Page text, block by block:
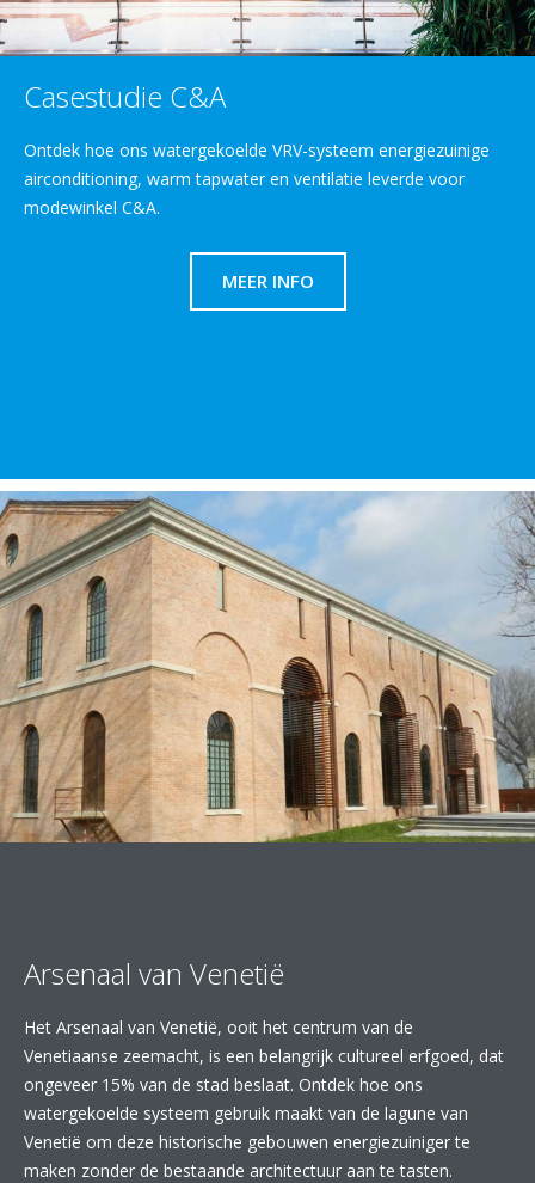
Casestudie C&A
Ontdek hoe ons watergekoelde VRV-systeem energiezuinige
airconditioning, warm tapwater en ventilatie leverde voor
modewinkel C&A.
MEER INFO
Arsenaal van Venetië
Het Arsenaal van Venetië, ooit het centrum van de
Venetiaanse zeemacht, is een belangrijk cultureel erfgoed, dat
ongeveer 15% van de stad beslaat. Ontdek hoe ons
watergekoelde systeem gebruik maakt van de lagune van
Venetië om deze historische gebouwen energiezuiniger te
maken zonder de bestaande architectuur aan te tasten.